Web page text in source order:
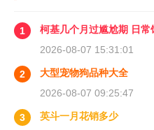
1
柯基几个月过尴尬期 日常
2026-08-07 15:31:01
2
大型宠物狗品种大全
2026-08-07 09:25:47
3
英斗一月花销多少